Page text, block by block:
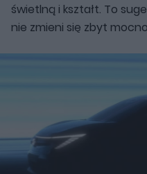
świetlną i kształt. To
nie zmieni się zbyt